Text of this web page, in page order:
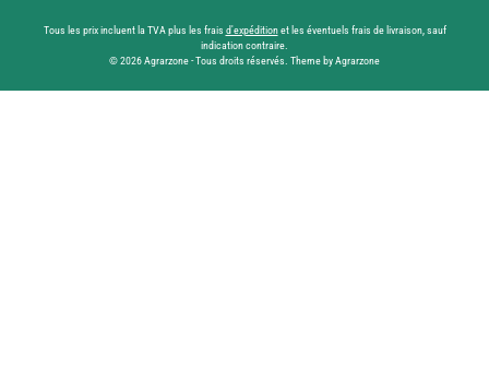
Tous les prix incluent la TVA plus les frais d'expéditionet les éventuels frais de livraison, sauf
indication contraire.
© 2026 Agrarzone - Tous droits réservés. Theme by Agrarzone